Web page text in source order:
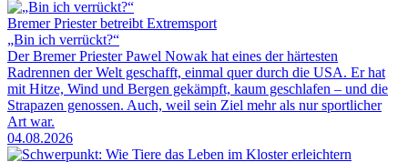
Bremer Priester betreibt Extremsport
„Bin ich verrückt?“
Der Bremer Priester Pawel Nowak hat eines der härtesten
Radrennen der Welt geschafft, einmal quer durch die USA. Er hat
mit Hitze, Wind und Bergen gekämpft, kaum geschlafen – und die
Strapazen genossen. Auch, weil sein Ziel mehr als nur sportlicher
Art war.
04.08.2026